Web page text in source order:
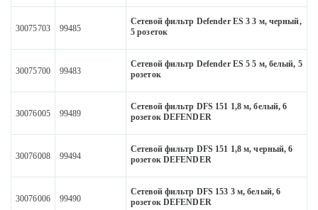
30075703 99485
Сетевой фильтр Defender ES 3 3 м, черный,
5 розеток
30075700 99483
Сетевой фильтр Defender ES 5 5 м, белый, 5
розеток
30076005 99489
Сетевой фильтр DFS 151 1,8 м, белый, 6
розеток DEFENDER
30076008 99494
Сетевой фильтр DFS 151 1,8 м, черный, 6
розеток DEFENDER
30076006 99490
Сетевой фильтр DFS 153 3 м, белый, 6
розеток DEFENDER